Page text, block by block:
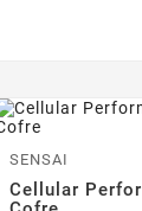
SENSAI
Cellular